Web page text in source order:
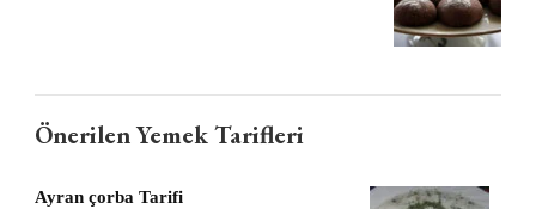
Önerilen Yemek Tarifleri
Ayran çorba Tarifi